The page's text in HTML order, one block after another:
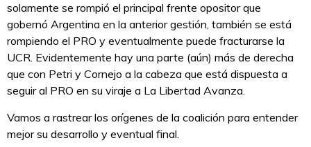
solamente se rompió el principal frente opositor que
gobernó Argentina en la anterior gestión, también se está
rompiendo el PRO y eventualmente puede fracturarse la
UCR. Evidentemente hay una parte (aún) más de derecha
que con Petri y Cornejo a la cabeza que está dispuesta a
seguir al PRO en su viraje a La Libertad Avanza.
Vamos a rastrear los orígenes de la coalición para entender
mejor su desarrollo y eventual final.